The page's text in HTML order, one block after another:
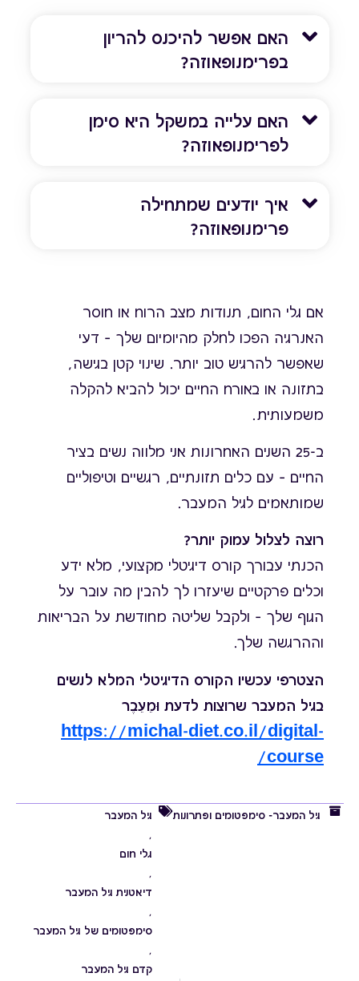
האם אפשר להיכנס להריון
בפרימנופאוזה?
האם עלייה במשקל היא סימן
לפרימנופאוזה?
איך יודעים שמתחילה
פרימנופאוזה?
אם גלי החום, תנודות מצב הרוח או חוסר
האנרגיה הפכו לחלק מהיומיום שלך – דעי
שאפשר להרגיש טוב יותר. שינוי קטן בגישה,
בתזונה או באורח החיים יכול להביא להקלה
משמעותית.
ב-25 השנים האחרונות אני מלווה נשים בציר
החיים – עם כלים תזונתיים, רגשיים וטיפוליים
שמותאמים לגיל המעבר.
רוצה לצלול עמוק יותר?
הכנתי עבורך קורס דיגיטלי מקצועי, מלא ידע
וכלים פרקטיים שיעזרו לך להבין מה עובר על
הגוף שלך – ולקבל שליטה מחודשת על הבריאות
וההרגשה שלך.
הצטרפי עכשיו הקורס הדיגיטלי המלא לנשים
בגיל המעבר שרוצות לדעת וּמֵעֵבֶר
https://michal-diet.co.il/digital-
course/
גיל המעבר- סימפטומים ופתרונות
גיל המעבר
,
גלי חום
,
דיאטנית גיל המעבר
,
סימפטומים של גיל המעבר
,
קדם גיל המעבר